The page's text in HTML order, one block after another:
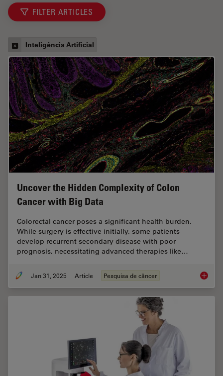
FILTER ARTICLES
Inteligência Artificial
Uncover the Hidden Complexity of Colon
Cancer with Big Data
Colorectal cancer poses a significant health burden.
While surgery is effective initially, some patients
develop recurrent secondary disease with poor
prognosis, necessitating advanced therapies like…
Jan 31, 2025 Article Pesquisa de câncer